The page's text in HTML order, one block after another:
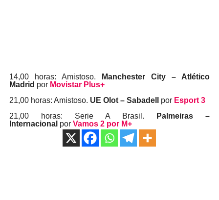
14,00 horas: Amistoso.
Manchester City – Atlético
Madrid por Movistar Plus+
21,00 horas: Amistoso. UE Olot – Sabadell por Esport 3
21,00 horas: Serie A Brasil.
Palmeiras –
Internacional por Vamos 2 por M+